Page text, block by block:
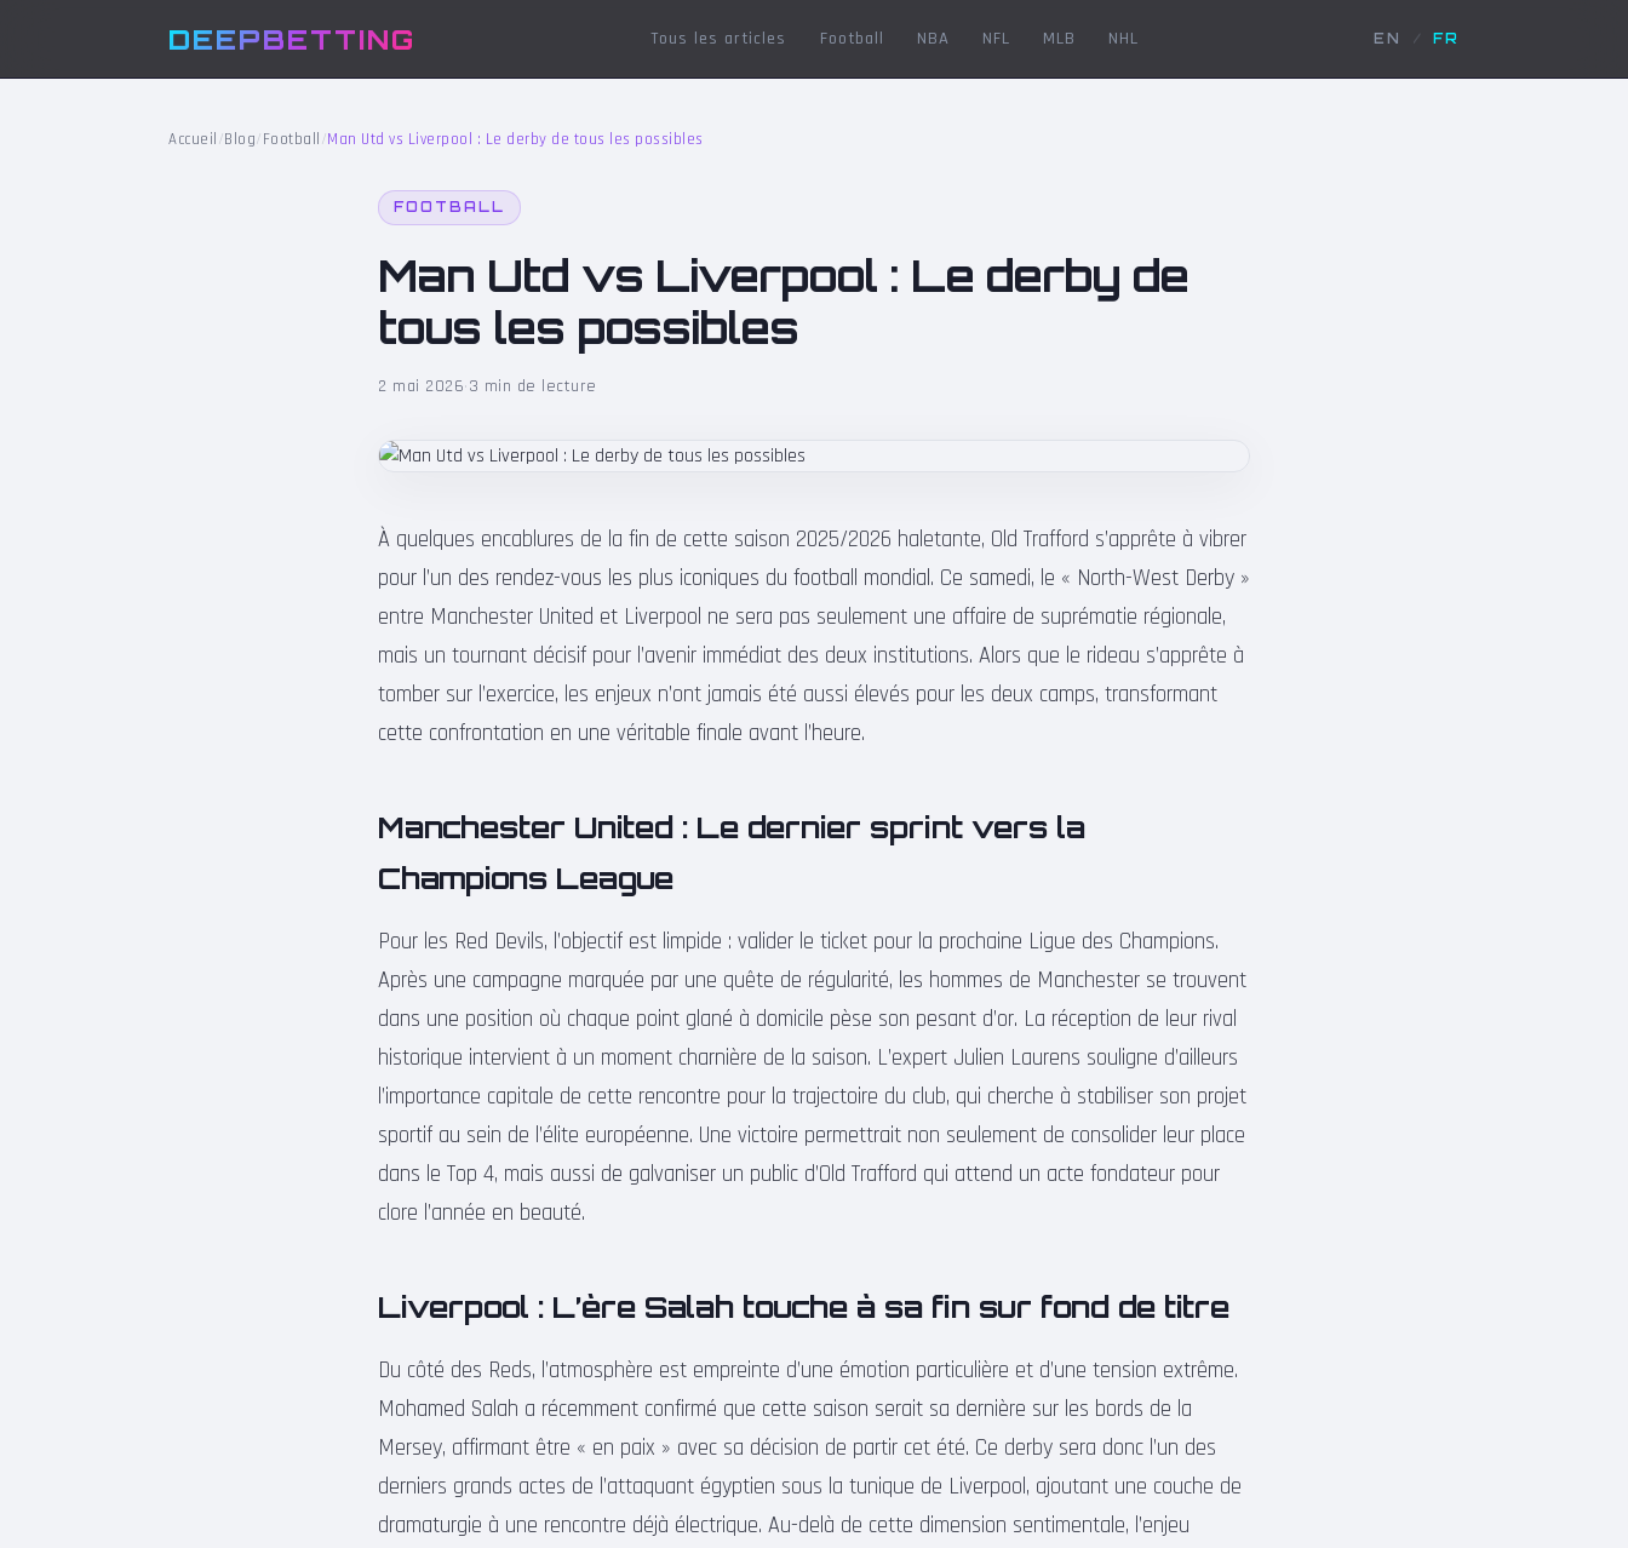
DEEPBETTING Tous les articles Football NBA NFL MLB NHL EN / FR
Accueil /Blog/Football /Man Utd vs Liverpool : Le derby de tous les possibles
FOOTBALL
Man Utd vs Liverpool : Le derby de
tous les possibles
2 mai 2026·3 min de lecture
À quelques encablures de la fin de cette saison 2025/2026 haletante, Old Trafford s’apprête à vibrer
pour l’un des rendez-vous les plus iconiques du football mondial. Ce samedi, le « North-West Derby »
entre Manchester United et Liverpool ne sera pas seulement une affaire de suprématie régionale,
mais un tournant décisif pour l’avenir immédiat des deux institutions. Alors que le rideau s’apprête à
tomber sur l’exercice, les enjeux n’ont jamais été aussi élevés pour les deux camps, transformant
cette confrontation en une véritable finale avant l’heure.
Manchester United : Le dernier sprint vers la
Champions League
Pour les Red Devils, l’objectif est limpide : valider le ticket pour la prochaine Ligue des Champions.
Après une campagne marquée par une quête de régularité, les hommes de Manchester se trouvent
dans une position où chaque point glané à domicile pèse son pesant d’or. La réception de leur rival
historique intervient à un moment charnière de la saison. L’expert Julien Laurens souligne d’ailleurs
l’importance capitale de cette rencontre pour la trajectoire du club, qui cherche à stabiliser son projet
sportif au sein de l’élite européenne. Une victoire permettrait non seulement de consolider leur place
dans le Top 4, mais aussi de galvaniser un public d’Old Trafford qui attend un acte fondateur pour
clore l’année en beauté.
Liverpool : L’ère Salah touche à sa fin sur fond de titre
Du côté des Reds, l’atmosphère est empreinte d’une émotion particulière et d’une tension extrême.
Mohamed Salah a récemment confirmé que cette saison serait sa dernière sur les bords de la
Mersey, affirmant être « en paix » avec sa décision de partir cet été. Ce derby sera donc l’un des
derniers grands actes de l’attaquant égyptien sous la tunique de Liverpool, ajoutant une couche de
dramaturgie à une rencontre déjà électrique. Au-delà de cette dimension sentimentale, l’enjeu